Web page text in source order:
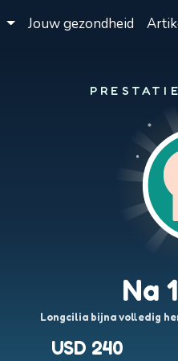
Jouw gezondheid
Na
Longcilia bijna volledig
USD 240